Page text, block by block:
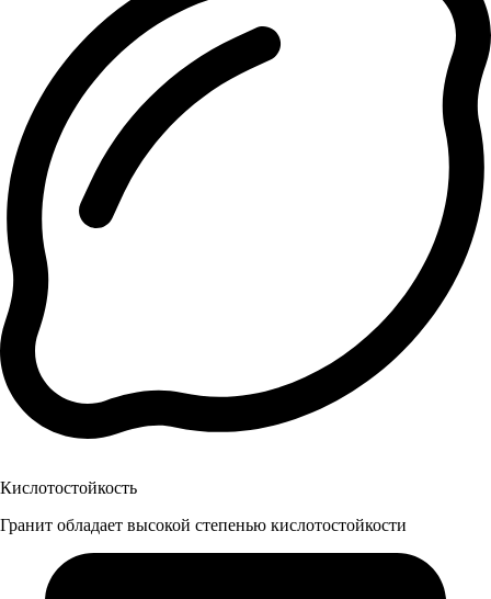
Кислотостойкость
Гранит обладает высокой степенью кислотостойкости